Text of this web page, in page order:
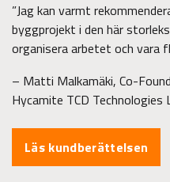
”Jag kan varmt
byggprojekt i den här
organisera arbetet och vara
– Matti Malkamäki, Co-
Hycamite TCD Technologies
Läs kundberättelsen